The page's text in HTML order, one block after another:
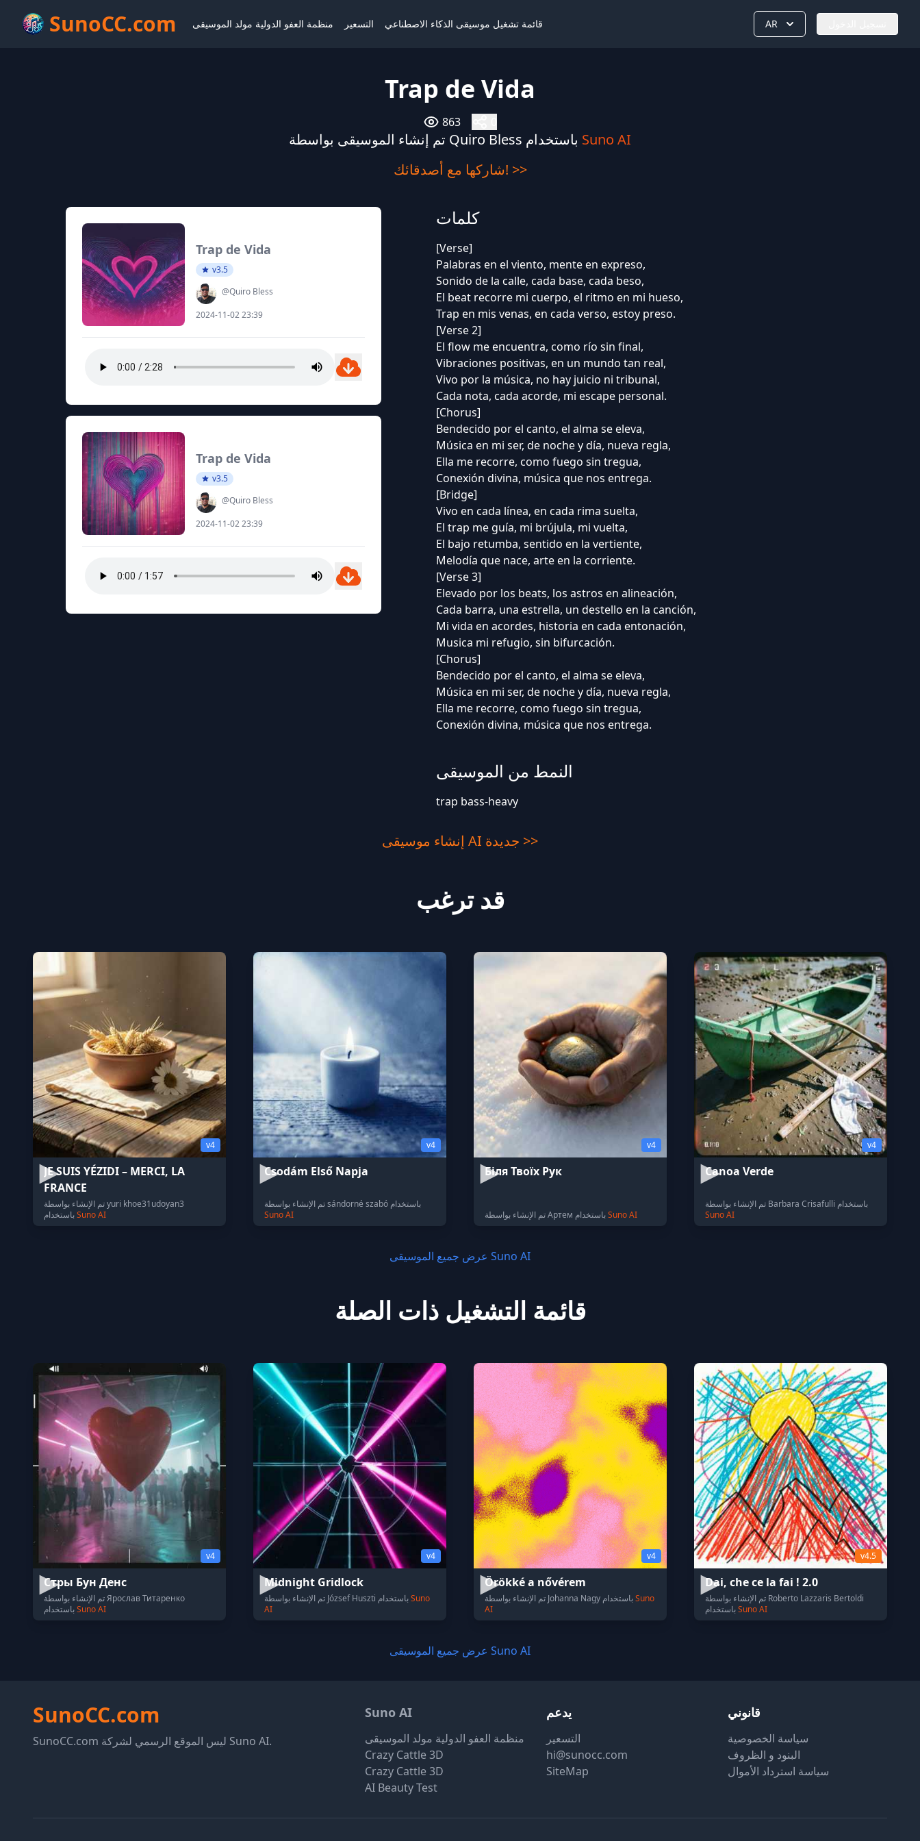
SunoCC.com منظمة العفو الدولية مولد الموسيقى التسعير قائمة تشغيل موسيقى الذكاء الاصطناعي AR
Trap de Vida
863
Suno AI
شاركها مع أصدقائك! >>
Trap de Vida
v3.5
@Quiro Bless
2024-11-02 23:39
Trap de Vida
v3.5
@Quiro Bless
2024-11-02 23:39
كلمات
[Verse]
Palabras en el viento, mente en expreso,
Sonido de la calle, cada base, cada beso,
El beat recorre mi cuerpo, el ritmo en mi hueso,
Trap en mis venas, en cada verso, estoy preso.
[Verse 2]
El flow me encuentra, como río sin final,
Vibraciones positivas, en un mundo tan real,
Vivo por la música, no hay juicio ni tribunal,
Cada nota, cada acorde, mi escape personal.
[Chorus]
Bendecido por el canto, el alma se eleva,
Música en mi ser, de noche y día, nueva regla,
Ella me recorre, como fuego sin tregua,
Conexión divina, música que nos entrega.
[Bridge]
Vivo en cada línea, en cada rima suelta,
El trap me guía, mi brújula, mi vuelta,
El bajo retumba, sentido en la vertiente,
Melodía que nace, arte en la corriente.
[Verse 3]
Elevado por los beats, los astros en alineación,
Cada barra, una estrella, un destello en la canción,
Mi vida en acordes, historia en cada entonación,
Musica mi refugio, sin bifurcación.
[Chorus]
Bendecido por el canto, el alma se eleva,
Música en mi ser, de noche y día, nueva regla,
Ella me recorre, como fuego sin tregua,
Conexión divina, música que nos entrega.
النمط من الموسيقى
trap bass-heavy
إنشاء موسيقى AI جديدة >>
قد ترغب
v4
JE SUIS YÉZIDI – MERCI, LA
FRANCE
تم الإنشاء بواسطة yuri khoe31udoyan3
Suno AI
v4
Csodám Első Napja
تم الإنشاء بواسطة sándorné szabó باستخدام
Suno AI
v4
Біля Твоїх Рук
Suno AI
v4
Canoa Verde
تم الإنشاء بواسطة Barbara Crisafulli باستخدام
Suno AI
عرض جميع الموسيقى Suno AI
قائمة التشغيل ذات الصلة
v4
Стры Бун Денс
تم الإنشاء بواسطة Ярослав Титаренко
Suno AI
v4
Midnight Gridlock
Suno
AI
v4
Örökké a nővérem
Suno
AI
v4.5
Dai, che ce la fai ! 2.0
تم الإنشاء بواسطة Roberto Lazzaris Bertoldi
Suno AI
عرض جميع الموسيقى Suno AI
SunoCC.com
SunoCC.com ليس الموقع الرسمي لشركة Suno AI.
Suno AI
منظمة العفو الدولية مولد الموسيقى
Crazy Cattle 3D
Crazy Cattle 3D
AI Beauty Test
يدعم
التسعير
hi@sunocc.com
SiteMap
قانوني
سياسة الخصوصية
البنود و الظروف
سياسة استرداد الأموال